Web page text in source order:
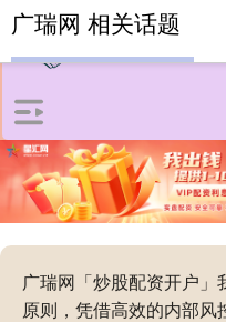
广瑞网「炒股配资开户
原则，凭借高效的内部
广瑞网 相关话题